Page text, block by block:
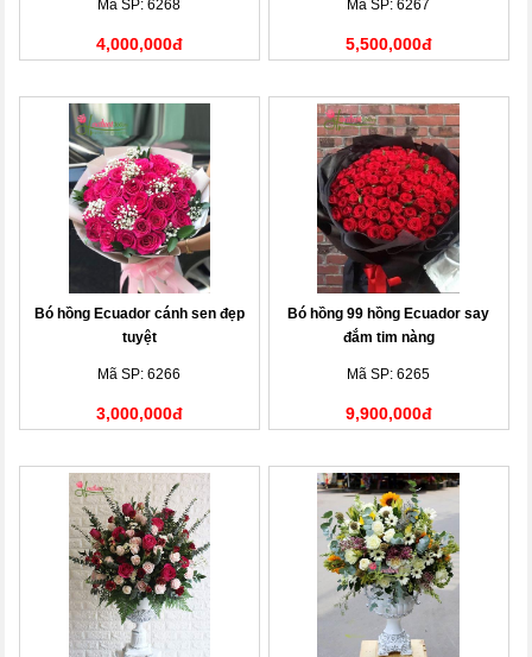
Mã SP: 6268
4,000,000đ
Mã SP: 6267
5,500,000đ
Bó hồng Ecuador cánh sen đẹp
tuyệt
Mã SP: 6266
3,000,000đ
Bó hồng 99 hồng Ecuador say
đắm tim nàng
Mã SP: 6265
9,900,000đ